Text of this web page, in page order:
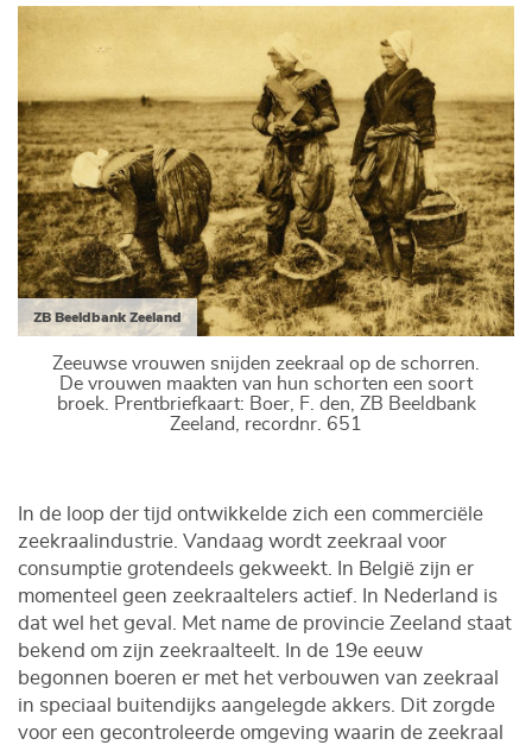
ZB Beeldbank Zeeland
Zeeuwse vrouwen snijden zeekraal op de schorren.
De vrouwen maakten van hun schorten een soort
broek. Prentbriefkaart: Boer, F. den, ZB Beeldbank
Zeeland, recordnr. 651
In de loop der tijd ontwikkelde zich een commerciële
zeekraalindustrie. Vandaag wordt zeekraal voor
consumptie grotendeels gekweekt. In België zijn er
momenteel geen zeekraaltelers actief. In Nederland is
dat wel het geval. Met name de provincie Zeeland staat
bekend om zijn zeekraalteelt. In de 19e eeuw
begonnen boeren er met het verbouwen van zeekraal
in speciaal buitendijks aangelegde akkers. Dit zorgde
voor een gecontroleerde omgeving waarin de zeekraal